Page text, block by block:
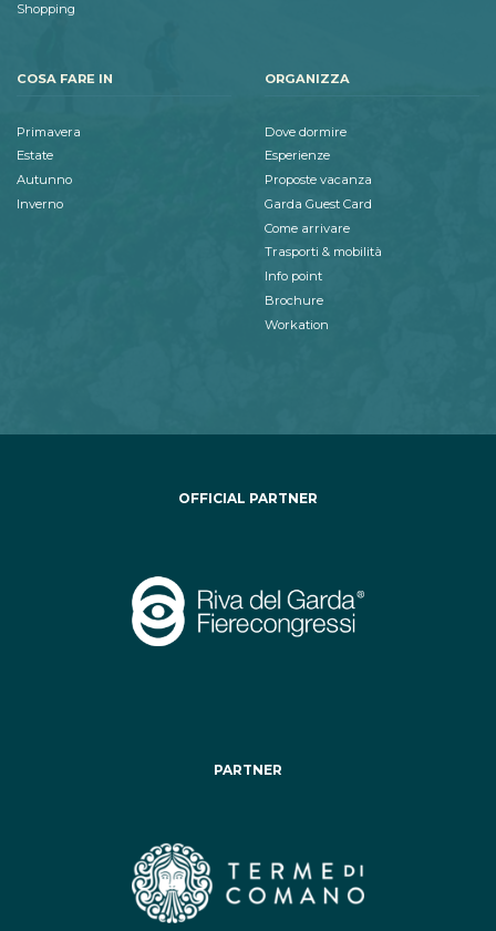
Shopping
COSA FARE IN
Primavera
Estate
Autunno
Inverno
ORGANIZZA
Dove dormire
Esperienze
Proposte vacanza
Garda Guest Card
Come arrivare
Trasporti & mobilità
Info point
Brochure
Workation
OFFICIAL PARTNER
PARTNER